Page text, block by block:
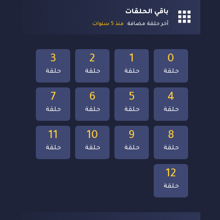
باقي الحلقات
آخر حلقة مضافة منذ 5 سنوات
12
حلقة
11
حلقة
10
حلقة
9
حلقة
8
حلقة
7
حلقة
6
حلقة
5
حلقة
4
حلقة
3
حلقة
2
حلقة
1
حلقة
0
حلقة